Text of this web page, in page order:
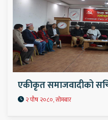
एकीकृत समाजवादीको
२ पौष २०८०, सोमबार